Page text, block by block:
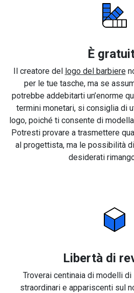
È
Il creatore del logo del barbiere
per le tue tasche, ma se
potrebbe addebitarti un’enorme
termini monetari, si consiglia di
logo, poiché ti consente di
Potresti provare a trasmettere
al progettista, ma le possibilità
desiderati
Libertà di
Troverai centinaia di modelli
straordinari e appariscenti sul